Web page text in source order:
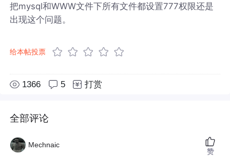
把mysql和WWW文件下所有文件都设置777权限还是
出现这个问题。
给本帖投票
1366 5 打赏
全部评论
Mechnaic
赞